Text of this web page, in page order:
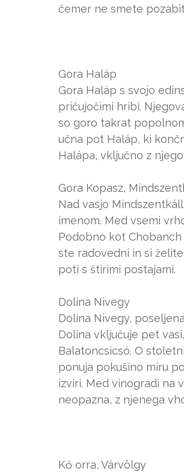
čemer ne smete
Gora Haláp
Gora Haláp s svojo
pričujočimi hribi.
so goro takrat
učna pot Haláp, ki
Halápa, vključno z
Gora Kopasz,
Nad vasjo
imenom. Med vsemi
Podobno kot
ste radovedni in si
poti s štirimi postajami.
Dolina Nivegy
Dolina Nivegy,
Dolina vključuje pet
Balatoncsicsó. O
ponuja pokušino miru
izviri. Med vinogradi na
neopazna, z njenega
Kő orra, Várvölgy